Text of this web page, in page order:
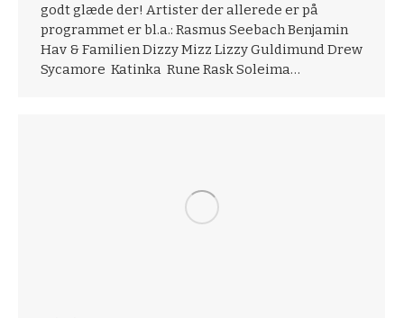
godt glæde der! Artister der allerede er på
programmet er bl.a.: Rasmus Seebach Benjamin
Hav & Familien Dizzy Mizz Lizzy Guldimund Drew
Sycamore Katinka Rune Rask Soleima…